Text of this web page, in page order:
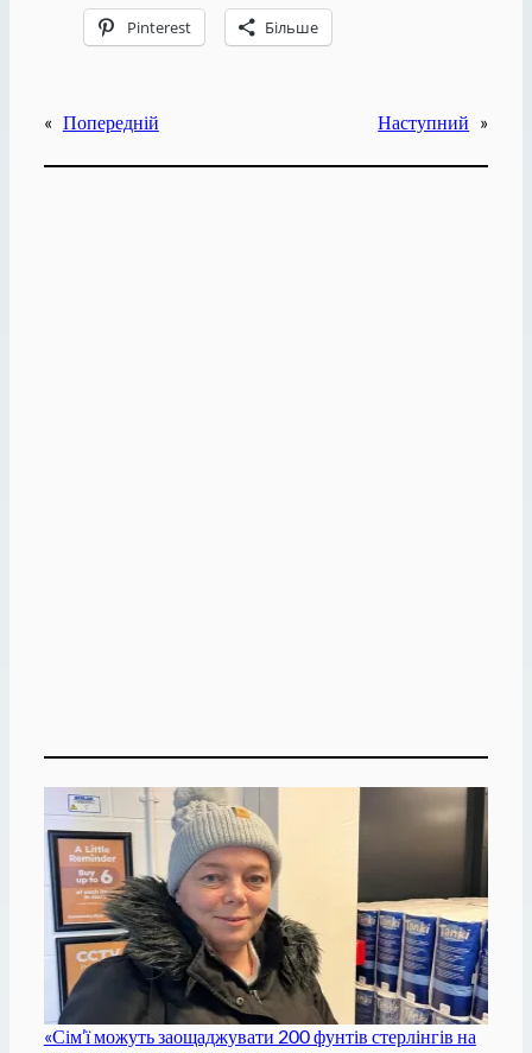
Pinterest Більше
« Попередній Наступний »
«Сім’ї можуть заощаджувати 200 фунтів стерлінгів на